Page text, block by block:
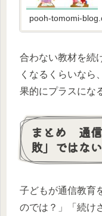
pooh-tomomi-
合わない教材を続
くなるくらいなら、
果的にプラスにな
まとめ 通
敗」ではない
子どもが通信教育
のでは？」「続け